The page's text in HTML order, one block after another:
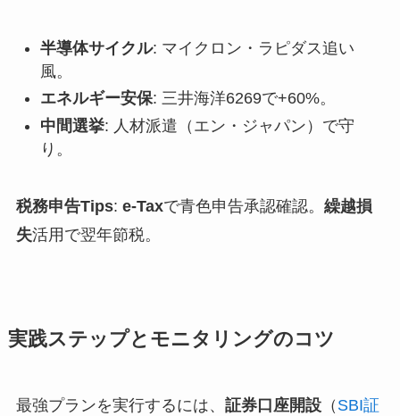
半導体サイクル: マイクロン・ラピダス追い
風。
エネルギー安保: 三井海洋6269で+60%。
中間選挙: 人材派遣（エン・ジャパン）で守
り。
税務申告Tips: e-Taxで青色申告承認確認。 繰越損
失活用で翌年節税。
実践ステップとモニタリングのコツ
最強プランを実行するには、 証券口座開設（ SBI証